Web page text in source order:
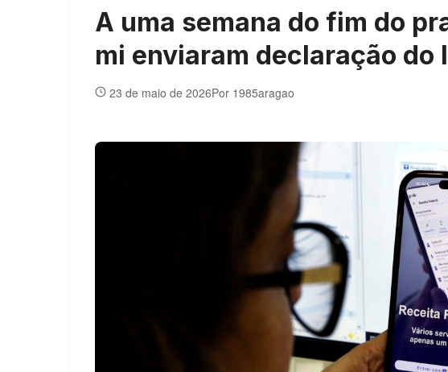
A uma semana do fim do
mi enviaram declaração do
23 de maio de 2026Por 1985aragao